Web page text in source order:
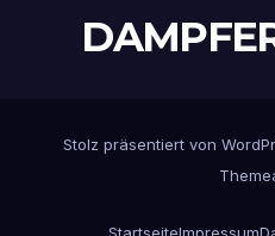
Stolz präsentiert von